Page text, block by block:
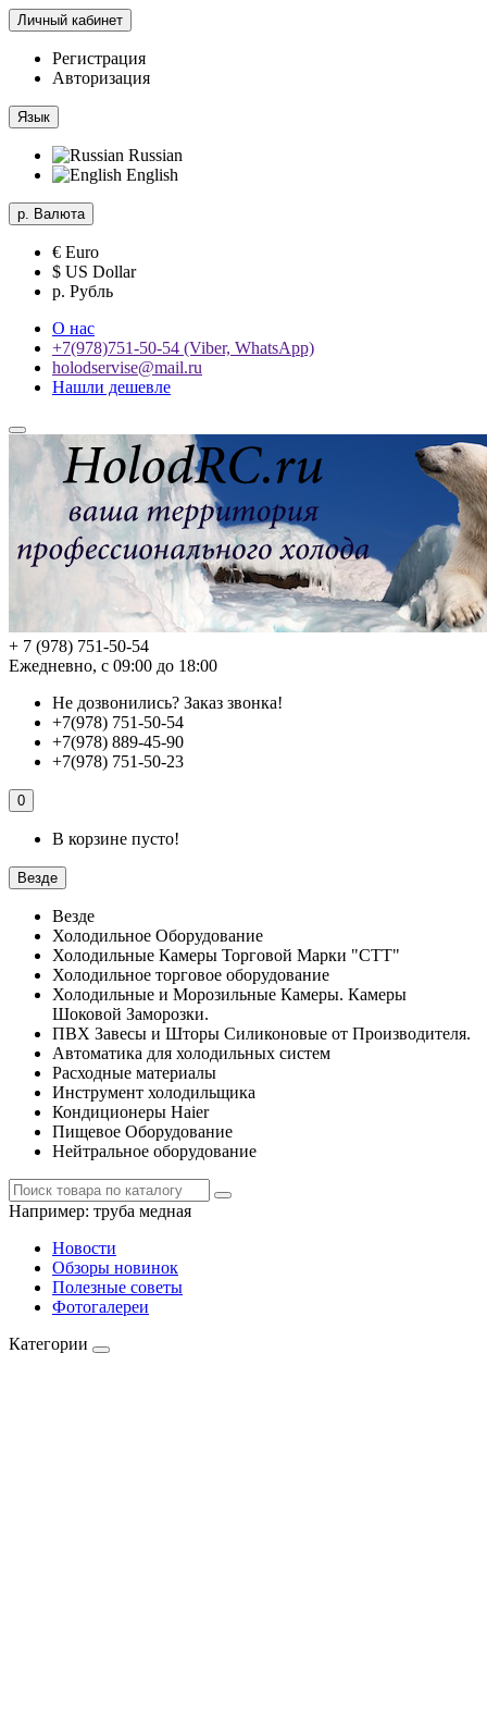
Личный кабинет
Регистрация
Авторизация
Язык
Russian
English
р. Валюта
€ Euro
$ US Dollar
р. Рубль
О нас
+7(978)751-50-54 (Viber, WhatsApp)
holodservise@mail.ru
Нашли дешевле
+ 7 (978) 751-50-54
Ежедневно, с 09:00 до 18:00
Не дозвонились? Заказ звонка!
+7(978) 751-50-54
+7(978) 889-45-90
+7(978) 751-50-23
0
В корзине пусто!
Везде
Везде
Холодильное Оборудование
Холодильные Камеры Торговой Марки "СТТ"
Холодильное торговое оборудование
Холодильные и Морозильные Камеры. Камеры
Шоковой Заморозки.
ПВХ Завесы и Шторы Силиконовые от Производителя.
Автоматика для холодильных систем
Расходные материалы
Инструмент холодильщика
Кондиционеры Haier
Пищевое Оборудование
Нейтральное оборудование
Например: труба медная
Новости
Обзоры новинок
Полезные советы
Фотогалереи
Категории